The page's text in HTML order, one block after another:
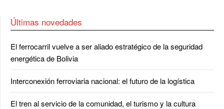
Últimas novedades
El ferrocarril vuelve a ser aliado estratégico de la seguridad
energética de Bolivia
Interconexión ferroviaria nacional: el futuro de la logística
El tren al servicio de la comunidad, el turismo y la cultura